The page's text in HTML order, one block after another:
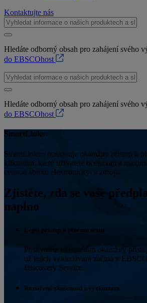
Kontaktujte nás
Hledáte odborný obsah pro zahájení svého
do EBSCOhost
Hledáte odborný obsah pro zahájení svého
do EBSCOhost
SmartLinks+
SmartLinks+ poskytuje okamžitý přístup k
kliknutím, který uživatelé očekávají a
cennou sbírku elektronických zdrojů.
Zjistěte, zda se vaše
naplno
Lepší přístup k plnému textu
Poskytněte uživatelům okamžitý
už jejich vyhledávání začíná v
Discovery Service.
Rozšířené zkušenosti s výzkumem